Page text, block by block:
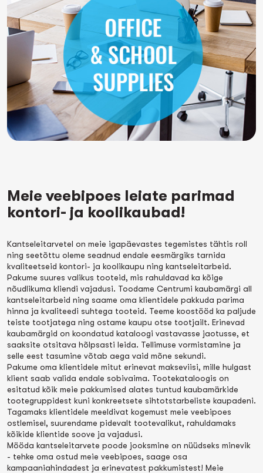
Meie veebipoes leiate parimad
kontori- ja koolikaubad!
Kantseleitarvetel on meie igapäevastes tegemistes tähtis roll
ning seetõttu oleme seadnud endale eesmärgiks tarnida
kvaliteetseid kontori- ja koolikaupu ning kantseleitarbeid.
Pakume suures valikus tooteid, mis rahuldavad ka kõige
nõudlikuma kliendi vajadusi. Toodame Centrumi kaubamärgi all
kantseleitarbeid ning saame oma klientidele pakkuda parima
hinna ja kvaliteedi suhtega tooteid. Teeme koostööd ka paljude
teiste tootjatega ning ostame kaupu otse tootjailt. Erinevad
kaubamärgid on koondatud kataloogi vastavasse jaotusse, et
saaksite otsitava hõlpsasti leida. Tellimuse vormistamine ja
selle eest tasumine võtab aega vaid mõne sekundi.
Pakume oma klientidele mitut erinevat makseviisi, mille hulgast
klient saab valida endale sobivaima. Tootekataloogis on
esitatud kõik meie pakkumised alates tuntud kaubamärkide
tootegruppidest kuni konkreetsete sihtotstarbeliste kaupadeni.
Tagamaks klientidele meeldivat kogemust meie veebipoes
ostlemisel, suurendame pidevalt tootevalikut, rahuldamaks
kõikide klientide soove ja vajadusi.
Mööda kantseleitarvete poode jooksmine on nüüdseks minevik
- tehke oma ostud meie veebipoes, saage osa
kampaaniahindadest ja erinevatest pakkumistest! Meie